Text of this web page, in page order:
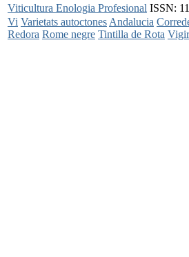
Viticultura Enologia Profesional ISSN:
Vi Varietats autoctonesAndalucia
Redora Rome negre Tintilla de Rota